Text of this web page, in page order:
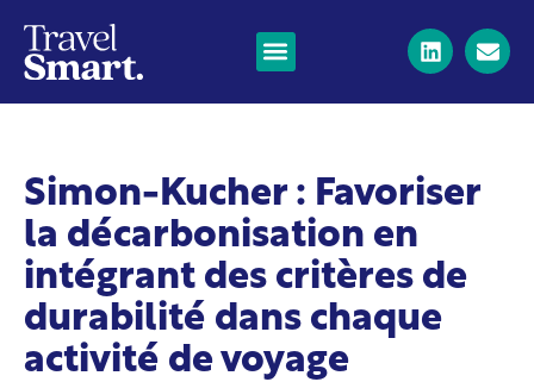
Simon-Kucher : Favoriser
la décarbonisation en
intégrant des critères de
durabilité dans chaque
activité de voyage